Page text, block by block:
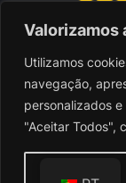
Valorizamos
Utilizamos
navegação,
personalizados
"Aceitar Todos",
Sociedade